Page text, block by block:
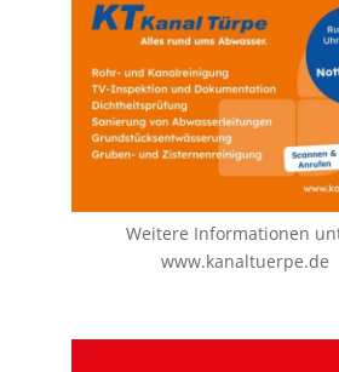
Weitere Informationen
www.kanaltuerpe.de